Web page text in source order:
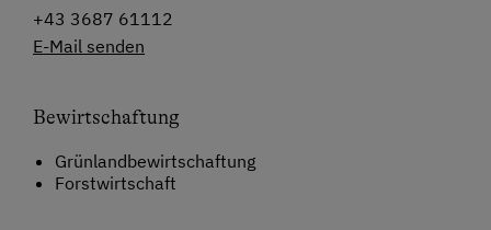
+43 3687 61112
E-Mail senden
Bewirtschaftung
Grünlandbewirtschaftung
Forstwirtschaft